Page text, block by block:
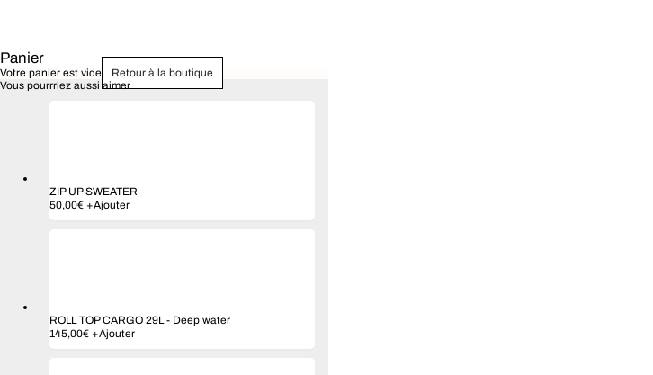
6,50€
Panier
Votre panier est vide
Retour à la boutique
Vous pourrriez aussi aimer
ZIP UP SWEATER
50,00€ +Ajouter
ROLL TOP CARGO 29L- Deep water
145,00€ +Ajouter